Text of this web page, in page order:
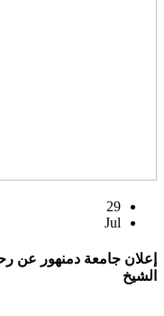
29
Jul
إعلان جامعة دمنهور عن
الشيخ